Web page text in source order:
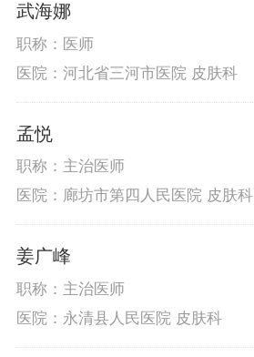
武海娜
职称：医师
医院：河北省三河市医院 皮肤科
孟悦
职称：主治医师
医院：廊坊市第四人民医院 皮肤科
姜广峰
职称：主治医师
医院：永清县人民医院 皮肤科